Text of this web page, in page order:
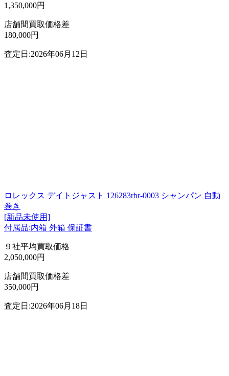
1,350,000円
店舗間買取価格差
180,000円
査定日:2026年06月12日
ロレックス デイトジャスト 126283rbr-0003 シャンパン 自動
巻き
[新品未使用]
付属品:内箱 外箱 保証書
９社平均買取価格
2,050,000円
店舗間買取価格差
350,000円
査定日:2026年06月18日